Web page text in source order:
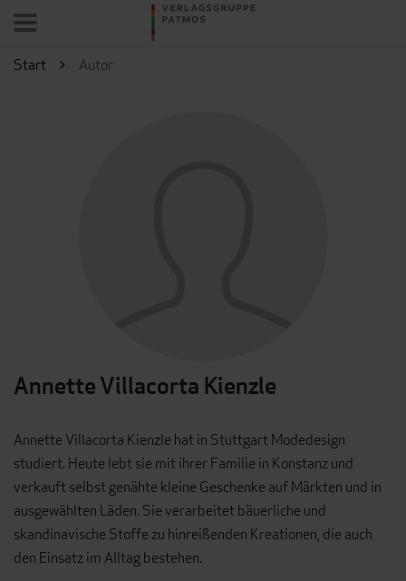
Start Autor
Annette Villacorta Kienzle
Annette Villacorta Kienzle hat in Stuttgart Modedesign
studiert. Heute lebt sie mit ihrer Familie in Konstanz und
verkauft selbst genähte kleine Geschenke auf Märkten und in
ausgewählten Läden. Sie verarbeitet bäuerliche und
skandinavische Stoffe zu hinreißenden Kreationen, die auch
den Einsatz im Alltag bestehen.